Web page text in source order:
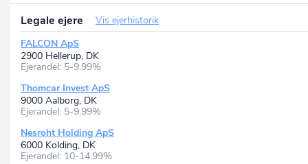
Legale ejere
Vis ejerhistorik
FALCON ApS
2900 Hellerup, DK
Ejerandel: 5-9.99%
Thomcar Invest ApS
9000 Aalborg, DK
Ejerandel: 5-9.99%
Nesroht Holding ApS
6000 Kolding, DK
Ejerandel: 10-14.99%